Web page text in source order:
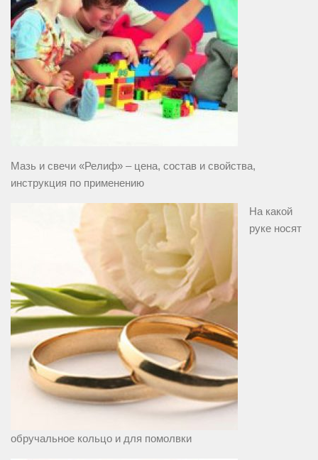
Мазь и свечи «Релиф» – цена, состав и свойства,
инструкция по применению
На какой
руке носят
обручальное кольцо и для помолвки